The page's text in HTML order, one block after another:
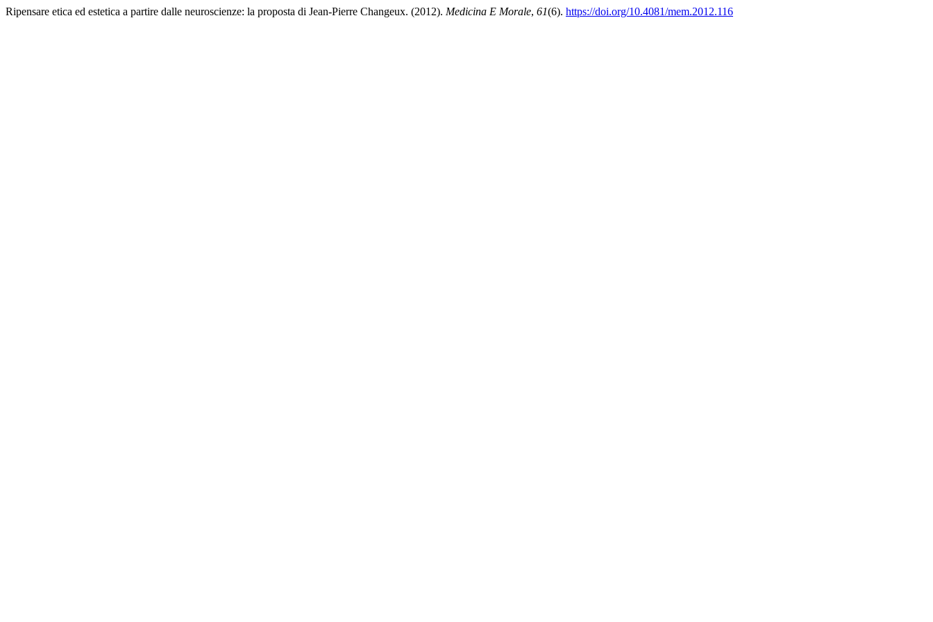
Ripensare etica ed estetica a partire dalle neuroscienze: la proposta di Jean-Pierre Changeux. (2012). Medicina E Morale, 61(6). https://doi.org/10.4081/mem.2012.116